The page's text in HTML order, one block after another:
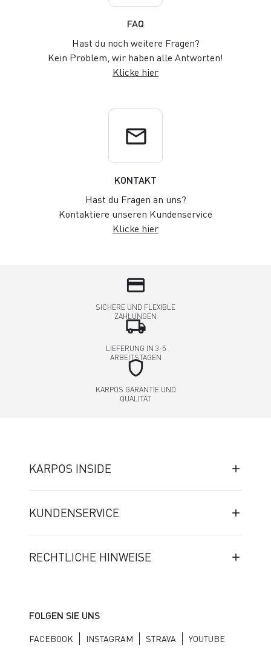
FAQ
Hast du noch weitere Fragen?
Kein Problem, wir haben alle Antworten!
Klicke hier
email
KONTAKT
Hast du Fragen an uns?
Kontaktiere unseren Kundenservice
Klicke hier
credit_card
SICHERE UND FLEXIBLE
ZAHLUNGEN
local_shipping
LIEFERUNG IN 3-5
ARBEITSTAGEN
shield
KARPOS GARANTIE UND
QUALITÄT
KARPOS INSIDE
KUNDENSERVICE
RECHTLICHE HINWEISE
FOLGEN SIE UNS
FACEBOOK INSTAGRAM STRAVA YOUTUBE